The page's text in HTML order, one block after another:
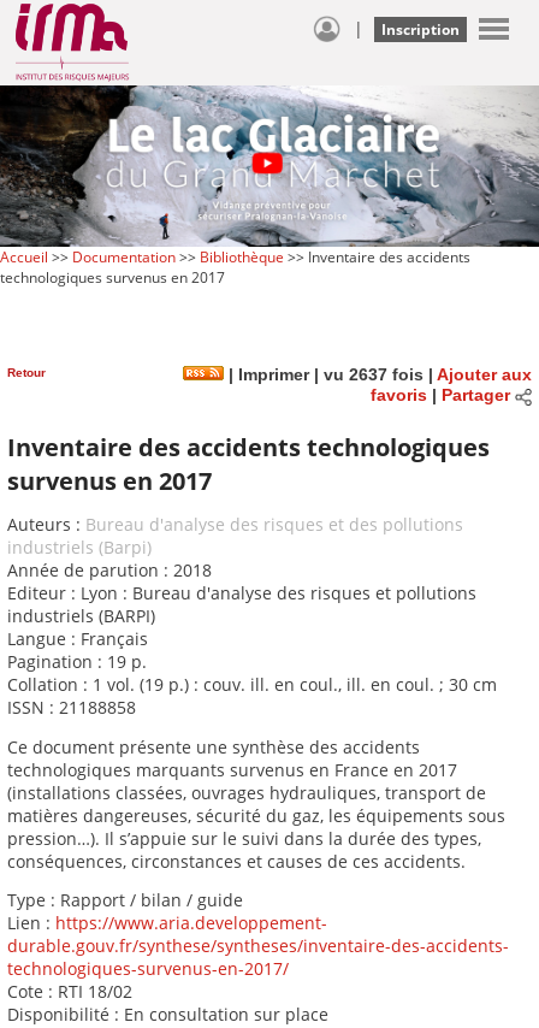
| Inscription
Accueil >> Documentation>> Bibliothèque >> Inventaire des accidents
technologiques survenus en 2017
Retour | Imprimer| vu 2637 fois | Ajouter aux
favoris| Partager
Inventaire des accidents technologiques
survenus en 2017
Auteurs : Bureau d'analyse des risques et des pollutions
industriels (Barpi)
Année de parution : 2018
Editeur : Lyon : Bureau d'analyse des risques et pollutions
industriels (BARPI)
Langue : Français
Pagination : 19 p.
Collation : 1 vol. (19 p.) : couv. ill. en coul., ill. en coul. ; 30 cm
ISSN : 21188858
Ce document présente une synthèse des accidents
technologiques marquants survenus en France en 2017
(installations classées, ouvrages hydrauliques, transport de
matières dangereuses, sécurité du gaz, les équipements sous
pression…). Il s’appuie sur le suivi dans la durée des types,
conséquences, circonstances et causes de ces accidents.
Type : Rapport / bilan / guide
Lien : https://www.aria.developpement-
durable.gouv.fr/synthese/syntheses/inventaire-des-accidents-
technologiques-survenus-en-2017/
Cote : RTI 18/02
Disponibilité : En consultation sur place